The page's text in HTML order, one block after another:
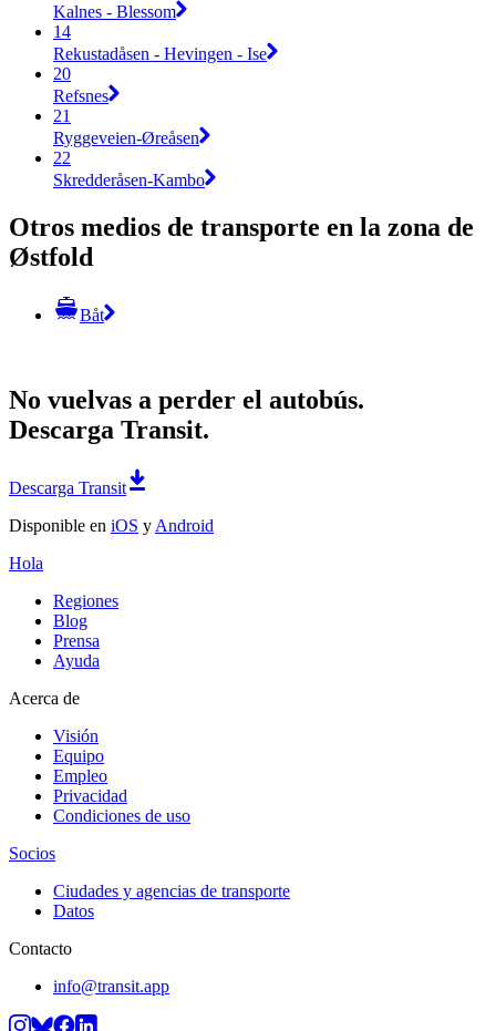
Kalnes - Blessom
14
Rekustadåsen - Hevingen - Ise
20
Refsnes
21
Ryggeveien-Øreåsen
22
Skredderåsen-Kambo
Otros medios de transporte en la zona de
Østfold
Båt
No vuelvas a perder el autobús.
Descarga Transit.
Descarga Transit
Disponible en iOS y Android
Hola
Regiones
Blog
Prensa
Ayuda
Acerca de
Visión
Equipo
Empleo
Privacidad
Condiciones de uso
Socios
Ciudades y agencias de transporte
Datos
Contacto
info@transit.app